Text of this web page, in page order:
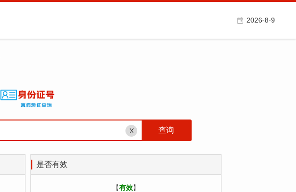
2026-8-9
X
是否有效
【有效】